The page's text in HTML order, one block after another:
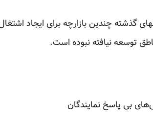
گذشته چندین بازارچه برای ایجاد
توسعه نیافته نبوده است.
بی پاسخ نمایندگان